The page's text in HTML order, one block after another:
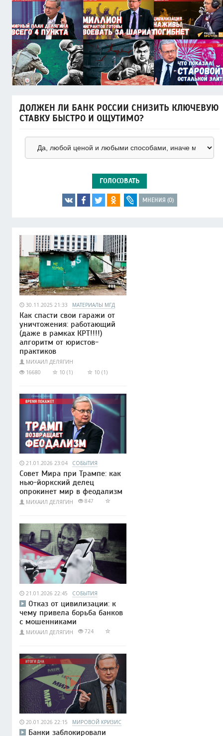
ДОЛЖЕН ЛИ БАНК РОССИИ СНИЗИТЬ КЛЮЧЕВУЮ
СТАВКУ БЫСТРО И ОЩУТИМО?
ГОЛОСОВАТЬ
МНЕНИЯ (0)
30.11.2025 21:33 МАТЕРИАЛЫ МГД
Как спасти свои гаражи от
уничтожения: работающий
(даже в рамках КРТ!!!!)
алгоритм от юристов-
практиков
МИХАИЛ ДЕЛЯГИН
16680
10 (1) 10 (1)
21.01.2026 23:04 СОБЫТИЯ
Совет Мира при Трампе: как
нью-йоркский делец
опрокинет мир в феодализм
МИХАИЛ ДЕЛЯГИН 847
21.01.2026 22:45 СОБЫТИЯ
Отказ от цивилизации: к
чему привела борьба банков
с мошенниками
МИХАИЛ ДЕЛЯГИН 724
20.01.2026 22:15 МИРОВОЙ КРИЗИС
Банки заблокировали